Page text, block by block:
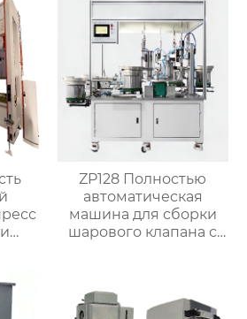
ZP128 Полностью
автоматическая
машина для сборки
шарового клапана с